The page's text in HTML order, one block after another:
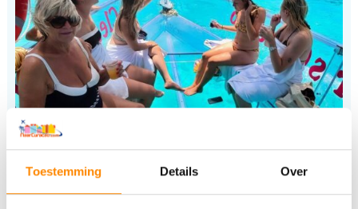
Toestemming Details Over
Hoe leuk! Je stapt in een boot die geheel doorzichtig is.
Zie de vissen onder je doorgaan, of duik zelf onder de